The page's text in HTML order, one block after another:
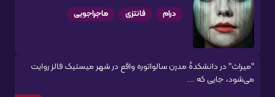
درام فانتزی ماجراجویی
"میراث" در دانشکدهٔ مدرن سالواتوره واقع در شهر میستیک فالز روایت
می‌شود، جایی که ...